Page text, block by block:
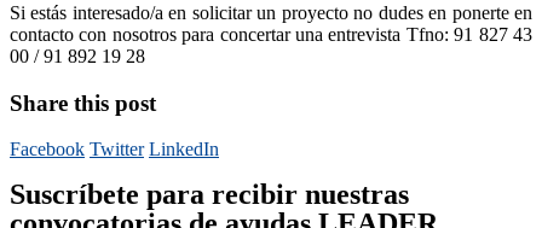
Si estás interesado/a en solicitar un proyecto no dudes en ponerte en
contacto con nosotros para concertar una entrevista Tfno: 91 827 43
00 / 91 892 19 28
Share this post
Facebook Twitter LinkedIn
Suscríbete para recibir nuestras